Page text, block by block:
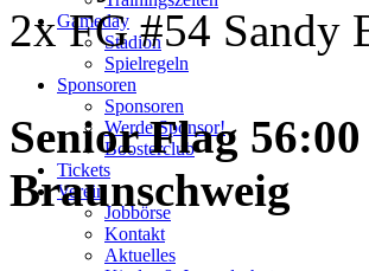
Gameday
Stadion
Spielregeln
Sponsoren
Sponsoren
Werde Sponsor!
Boosterclub
Tickets
Verein
Jobbörse
Kontakt
Aktuelles
2x FG #54 Sandy
Senior Flag
Braunschweig